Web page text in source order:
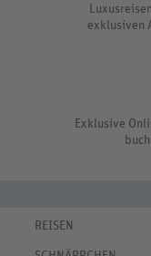
exklusiven
Exklusive
REISEN
Eigene Anreise